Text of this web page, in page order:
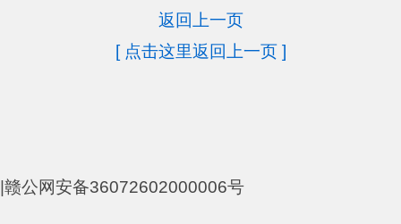
返回上一页
[ 点击这里返回上一页 ]
|赣公网安备36072602000006号